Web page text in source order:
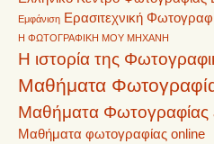
Εμφάνιση Ερασιτεχνική
Η ΦΩΤΟΓΡΑΦΙΚΗ ΜΟΥ ΜΗΧΑΝΗ
Η ιστορία της
Μαθήματα
Μαθήματα Φωτογραφίας
Μαθήματα φωτογραφίας online